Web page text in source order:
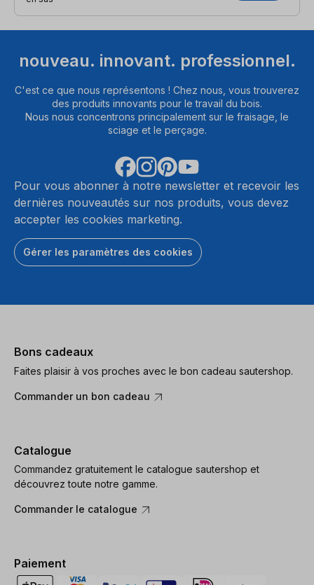
nouveau. innovant. professionnel.
C'est ce que nous représentons ! Chez nous, vous trouverez
des produits innovants pour le travail du bois.
Nous nous concentrons principalement sur le fraisage, le
sciage et le perçage.
Pour vous abonner à notre newsletter et recevoir les
dernières nouveautés sur nos produits, vous devez
accepter les cookies marketing.
Gérer les paramètres des cookies
Bons cadeaux
Faites plaisir à vos proches avec le bon cadeau sautershop.
Commander un bon cadeau
Catalogue
Commandez gratuitement le catalogue sautershop et
découvrez toute notre gamme.
Commander le catalogue
Paiement